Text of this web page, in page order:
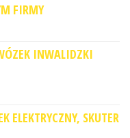
FIRMY
INWALIDZKI
ELEKTRYCZNY, SKUTER